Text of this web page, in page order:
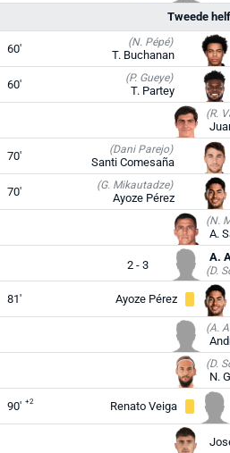
Tweede
60' (N. Pépé)
T. Buchanan
60' (P. Gueye)
T. Partey
(R.
70' (Dani Parejo)
Santi Comesaña
70' (G. Mikautadze)
Ayoze Pérez
(N.
A.
2 - 3
A.
(D.
81' Ayoze Pérez
(A.
(D.
N.
90' +2 Renato Veiga